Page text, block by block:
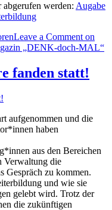
werden: Augabe
Leave a Comment on
„DENK-doch-MAL“
fanden statt!
aufgenommen und die
haben
aus den Bereichen
Verwaltung die
Gespräch zu kommen.
und wie sie
gelebt wird. Trotz der
die zukünftigen